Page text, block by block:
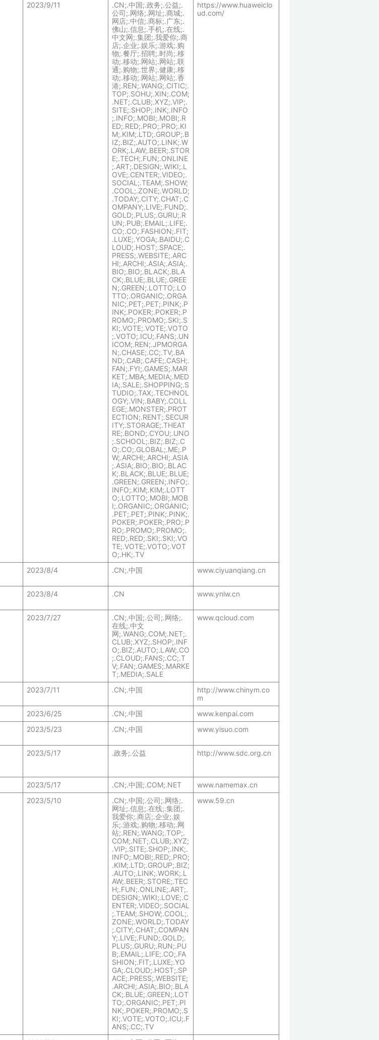
2023/9/11
.CN;.中国;.政务;.公益;.
公司;.网络;.网址;.商城;.
网店;.中信;.商标;.广东;.
佛山;.信息;.手机;.在线;.
中文网;.集团;.我爱你;.商
店;.企业;.娱乐;.游戏;.购
物;.餐厅;.招聘;.时尚;.移
动;.移动;.网站;.网站;.联
通;.购物;.世界;.健康;.移
动;.移动;.网站;.网站;.香
港;.REN;.WANG;.CITIC;.
TOP;.SOHU;.XIN;.COM;
.NET;.CLUB;.XYZ;.VIP;.
SITE;.SHOP;.INK;.INFO
;.INFO;.MOBI;.MOBI;.R
ED;.RED;.PRO;.PRO;.KI
M;.KIM;.LTD;.GROUP;.B
IZ;.BIZ;.AUTO;.LINK;.W
ORK;.LAW;.BEER;.STOR
E;.TECH;.FUN;.ONLINE
;.ART;.DESIGN;.WIKI;.L
OVE;.CENTER;.VIDEO;.
SOCIAL;.TEAM;.SHOW;
.COOL;.ZONE;.WORLD;
.TODAY;.CITY;.CHAT;.C
OMPANY;.LIVE;.FUND;.
GOLD;.PLUS;.GURU;.R
UN;.PUB;.EMAIL;.LIFE;.
CO;.CO;.FASHION;.FIT;
.LUXE;.YOGA;.BAIDU;.C
LOUD;.HOST;.SPACE;.
PRESS;.WEBSITE;.ARC
HI;.ARCHI;.ASIA;.ASIA;.
BIO;.BIO;.BLACK;.BLA
CK;.BLUE;.BLUE;.GREE
N;.GREEN;.LOTTO;.LO
TTO;.ORGANIC;.ORGA
NIC;.PET;.PET;.PINK;.P
INK;.POKER;.POKER;.P
ROMO;.PROMO;.SKI;.S
KI;.VOTE;.VOTE;.VOTO
;.VOTO;.ICU;.FANS;.UN
ICOM;.REN;.JPMORGA
N;.CHASE;.CC;.TV;.BA
ND;.CAB;.CAFE;.CASH;.
FAN;.FYI;.GAMES;.MAR
KET;.MBA;.MEDIA;.MED
IA;.SALE;.SHOPPING;.S
TUDIO;.TAX;.TECHNOL
OGY;.VIN;.BABY;.COLL
EGE;.MONSTER;.PROT
ECTION;.RENT;.SECUR
ITY;.STORAGE;.THEAT
RE;.BOND;.CYOU;.UNO
;.SCHOOL;.BIZ;.BIZ;.C
O;.CO;.GLOBAL;.ME;.P
W;.ARCHI;.ARCHI;.ASIA
;.ASIA;.BIO;.BIO;.BLAC
K;.BLACK;.BLUE;.BLUE;
.GREEN;.GREEN;.INFO;.
INFO;.KIM;.KIM;.LOTT
O;.LOTTO;.MOBI;.MOB
I;.ORGANIC;.ORGANIC;
.PET;.PET;.PINK;.PINK;.
POKER;.POKER;.PRO;.P
RO;.PROMO;.PROMO;.
RED;.RED;.SKI;.SKI;.VO
TE;.VOTE;.VOTO;.VOT
O;.HK;.TV
https://www.huaweiclo
ud.com/
2023/8/4 .CN;.中国 www.ciyuanqiang.cn
2023/8/4 .CN www.ynlw.cn
2023/7/27
.CN;.中国;.公司;.网络;.
在线;.中文
网;.WANG;.COM;.NET;.
CLUB;.XYZ;.SHOP;.INF
O;.BIZ;.AUTO;.LAW;.CO
;.CLOUD;.FANS;.CC;.T
V;.FAN;.GAMES;.MARKE
T;.MEDIA;.SALE
www.qcloud.com
2023/7/11 .CN;.中国
http://www.chinym.co
m
2023/6/25 .CN;.中国
www.kenpai.com
2023/5/23 .CN;.中国 www.yisuo.com
2023/5/17 .政务;.公益 http://www.sdc.org.cn
2023/5/17 .CN;.中国;.COM;.NET
www.namemax.cn
2023/5/10
.CN;.中国;.公司;.网络;.
网址;.信息;.在线;.集团;.
我爱你;.商店;.企业;.娱
乐;.游戏;.购物;.移动;.网
站;.REN;.WANG;.TOP;.
COM;.NET;.CLUB;.XYZ;
.VIP;.SITE;.SHOP;.INK;.
INFO;.MOBI;.RED;.PRO;
.KIM;.LTD;.GROUP;.BIZ;
.AUTO;.LINK;.WORK;.L
AW;.BEER;.STORE;.TEC
H;.FUN;.ONLINE;.ART;.
DESIGN;.WIKI;.LOVE;.C
ENTER;.VIDEO;.SOCIAL
;.TEAM;.SHOW;.COOL;.
ZONE;.WORLD;.TODAY
;.CITY;.CHAT;.COMPAN
Y;.LIVE;.FUND;.GOLD;.
PLUS;.GURU;.RUN;.PU
B;.EMAIL;.LIFE;.CO;.FA
SHION;.FIT;.LUXE;.YO
GA;.CLOUD;.HOST;.SP
ACE;.PRESS;.WEBSITE;
.ARCHI;.ASIA;.BIO;.BLA
CK;.BLUE;.GREEN;.LOT
TO;.ORGANIC;.PET;.PI
NK;.POKER;.PROMO;.S
KI;.VOTE;.VOTO;.ICU;.F
ANS;.CC;.TV
www.59.cn